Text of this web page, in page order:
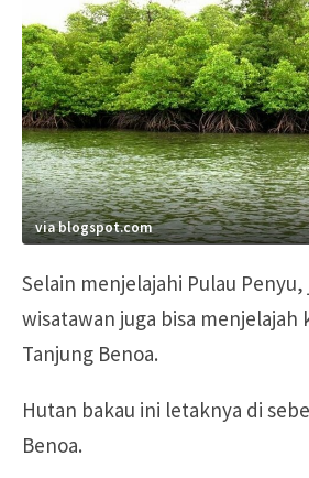
via blogspot.com
Selain menjelajahi Pulau
wisatawan juga bisa menjelajah
Tanjung Benoa.
Hutan bakau ini letaknya di
Benoa.